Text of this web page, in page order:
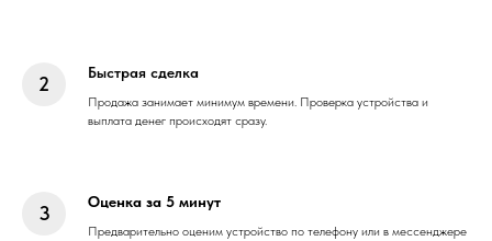
Быстрая сделка
Продажа занимает минимум времени. Проверка устройства и
выплата денег происходят сразу.
Оценка за 5 минут
Предварительно оценим устройство по телефону или в мессенджере